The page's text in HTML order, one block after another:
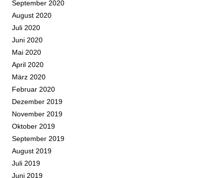
September 2020
August 2020
Juli 2020
Juni 2020
Mai 2020
April 2020
März 2020
Februar 2020
Dezember 2019
November 2019
Oktober 2019
September 2019
August 2019
Juli 2019
Juni 2019